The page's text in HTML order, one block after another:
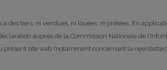
des tiers, ni vendues, ni louées, ni prêtées. En
auprès de la Commission Nationale de
site web (notamment concernant la